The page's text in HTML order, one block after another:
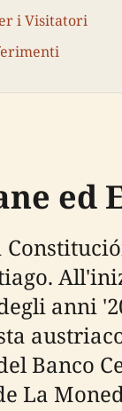
i Visitatori
ed
anni
Banco
La